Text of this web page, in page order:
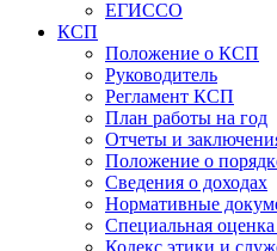
ЕГИССО
КСП
Положение о КСП
Руководитель
Регламент КСП
План работы на год
Отчеты и
Положение о
Сведения о доходах
Нормативные
Специальная
Кодекс этики и